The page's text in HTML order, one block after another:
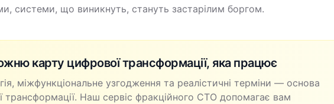
системи, що виникнуть, стануть застарілим боргом.
карту цифрової трансформації, яка працює
міжфункціональне узгодження та реалістичні терміни — основа
трансформації. Наш сервіс фракційного CTO допомагає вам